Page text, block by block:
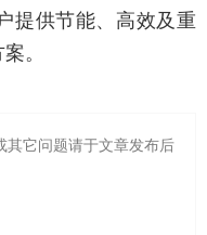
提供节能、高效及重
。
其它问题请于文章发布后